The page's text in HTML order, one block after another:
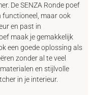
De SENZA Ronde poef
functioneel, maar ook
en past in
maak je gemakkelijk
een goede oplossing als
zonder al te veel
en stijlvolle
in je interieur.